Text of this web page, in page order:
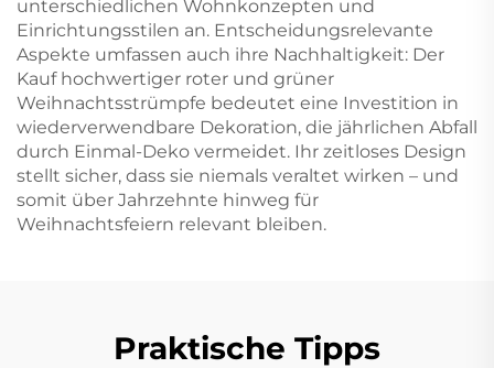
unterschiedlichen Wohnkonzepten und
Einrichtungsstilen an. Entscheidungsrelevante
Aspekte umfassen auch ihre Nachhaltigkeit: Der
Kauf hochwertiger roter und grüner
Weihnachtsstrümpfe bedeutet eine Investition in
wiederverwendbare Dekoration, die jährlichen Abfall
durch Einmal-Deko vermeidet. Ihr zeitloses Design
stellt sicher, dass sie niemals veraltet wirken – und
somit über Jahrzehnte hinweg für
Weihnachtsfeiern relevant bleiben.
Praktische Tipps